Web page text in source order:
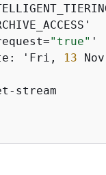
"true"
'Fri, 13 Nov